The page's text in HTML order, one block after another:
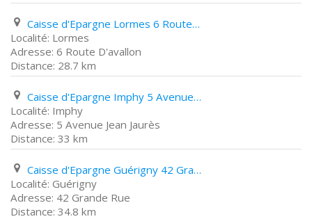
Caisse d'Epargne Lormes 6 Route D'avallon
Lormes
6 Route D'avallon
28.7 km
Caisse d'Epargne Imphy 5 Avenue Jean Jaurès
Imphy
5 Avenue Jean Jaurès
33 km
Caisse d'Epargne Guérigny 42 Grande Rue
Guérigny
42 Grande Rue
34.8 km